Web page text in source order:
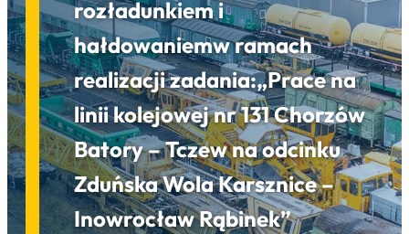
rozładunkiem i
hałdowaniemw ramach
realizacji zadania:„Prace na
linii kolejowej nr 131 Chorzów
Batory – Tczew na odcinku
Zduńska Wola Karsznice –
Inowrocław Rąbinek”